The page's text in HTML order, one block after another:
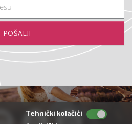
Tehnički kolačići